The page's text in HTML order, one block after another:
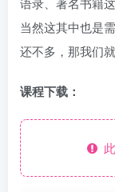
当然这其中也是
还不多，那我们
课程下载：
此